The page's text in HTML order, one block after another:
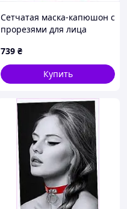
Сетчатая маска-капюшон с
прорезями для лица
739 ₴
Купить